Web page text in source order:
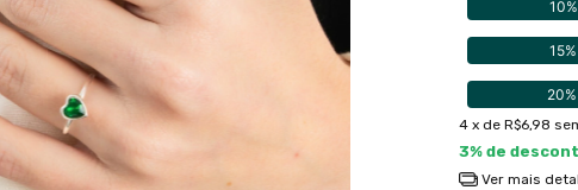
4 x de R$6,98
3% de
Ver mais